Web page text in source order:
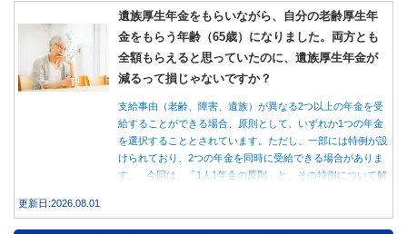
遺族厚生年金をもらいながら、自分の老齢厚生年
金をもらう年齢（65歳）になりました。両方とも
全額もらえると思っていたのに、遺族厚生年金が
減るって損じゃないですか？
支給事由（老齢、障害、遺族）が異なる2つ以上の年金を受
給することができる場合、原則として、いずれか1つの年金
を選択することとされています。ただし、一部には特例が設
けられており、2つの年金を同時に受給できる場合がありま
す。 今回は、「1人1年金の原則」と、その特例について解
更新日:2026.08.01